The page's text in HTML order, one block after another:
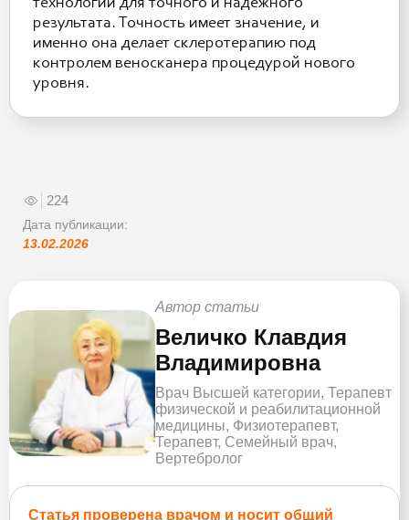
технологии для точного и надёжного
результата. Точность имеет значение, и
именно она делает склеротерапию под
контролем веноскaнера процедурой нового
уровня.
224
Дата публикации:
13.02.2026
Автор статьи
Величко Клавдия
Владимировна
Врач Высшей категории, Терапевт
физической и реабилитационной
медицины, Физиотерапевт,
Терапевт, Семейный врач,
Вертебролог
Статья проверена врачом и носит общий